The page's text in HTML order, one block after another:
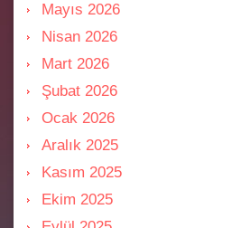
Mayıs 2026
Nisan 2026
Mart 2026
Şubat 2026
Ocak 2026
Aralık 2025
Kasım 2025
Ekim 2025